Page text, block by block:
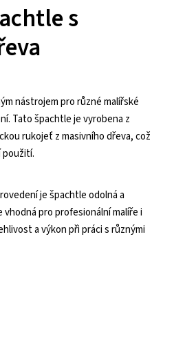
s
nástrojem pro různé malířské
Tato špachtle je vyrobena z
rukojeť z masivního dřeva, což
použití.
je špachtle odolná a
vhodná pro profesionální malíře i
a výkon při práci s různými